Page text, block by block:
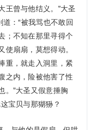
王曾与他结义。”大圣
：“被我骂也不敢回
；不知在那里寻得个
使扇扇，莫想得动。
重，就走入洞里，紧
之内，险被他害了性
。”大圣又假意捶胸
宝贝与那猢狲？